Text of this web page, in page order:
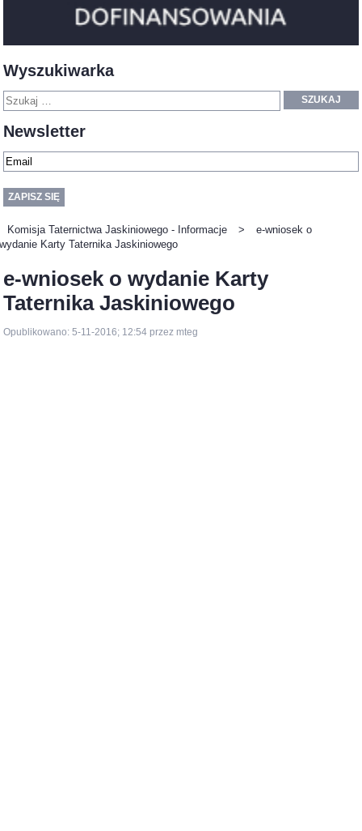
Wyszukiwarka
SZUKAJ
Newsletter
Komisja Taternictwa Jaskiniowego - Informacje >
e-wniosek o
wydanie Karty Taternika Jaskiniowego
e-wniosek o wydanie Karty
Taternika Jaskiniowego
Opublikowano: 5-11-2016; 12:54 przez mteg